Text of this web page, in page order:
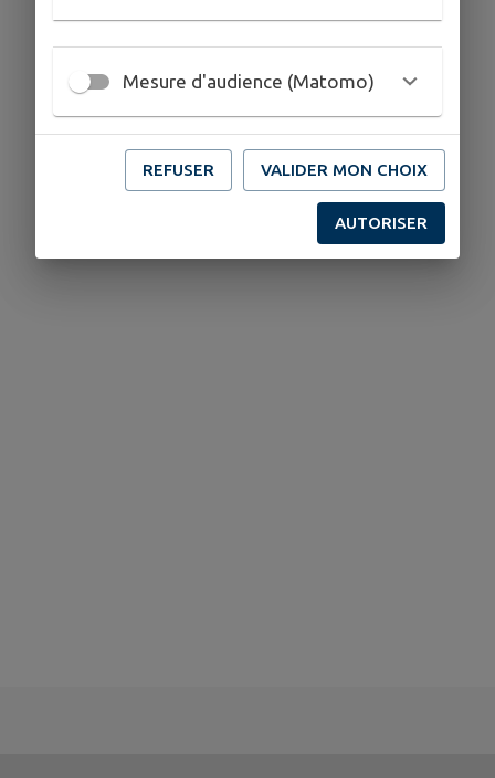
Mesure d'audience (Matomo)
REFUSER VALIDER MON CHOIX
AUTORISER